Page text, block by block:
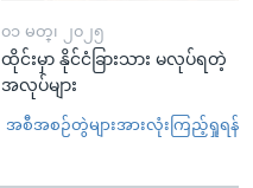
၀၁ မတ္၊ ၂၀၂၅
ထိုင်းမှာ နိုင်ငံခြားသား မလုပ်ရတဲ့
အလုပ်များ
အစီအစဉ်တွဲများအားလုံးကြည့်ရှုရန်